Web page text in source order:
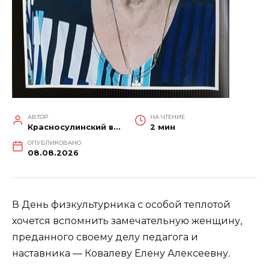
АВТОР
Красносулинский вестник
НА ЧТЕНИЕ
2 мин
ОПУБЛИКОВАНО
08.08.2026
В День физкультурника с особой теплотой
хочется вспомнить замечательную женщину,
преданного своему делу педагога и
наставника — Ковалеву Елену Алексеевну.